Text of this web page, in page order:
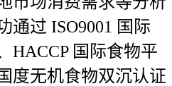
通过 ISO9001 国际
HACCP 国际食物平
度无机食物双沉认证